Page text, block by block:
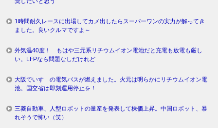
1時間耐久レースに出場してカメ出したらスーパーワンの実力が解ってき
ました。良いクルマですよ～
外気温40度！ もはや三元系リチウムイオン電池だと充電も放電も厳し
い。LFPなら問題なしだけれど
大阪でいすゞの電気バスが燃えました。火元は明らかにリチウムイオン電
池。国交省は即刻運用停止を！
三菱自動車、人型ロボットの量産を発表して株価上昇。中国ロボット、暴
れそうで怖い（笑）